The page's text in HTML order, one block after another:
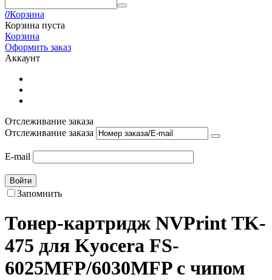
0Корзина
Корзина пуста
Корзина
Оформить заказ
Аккаунт
Отслеживание заказа
Отслеживание заказа
E-mail
Войти
Запомнить
Тонер-картридж NVPrint TK-
475 для Kyocera FS-
6025MFP/6030MFP с чипом